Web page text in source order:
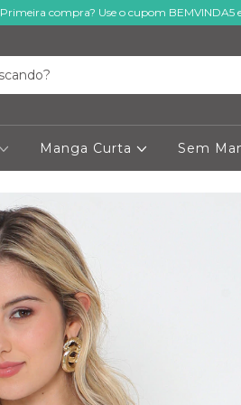
Primeira compra? Use o cupom BEMVINDA5
Manga Curta Sem